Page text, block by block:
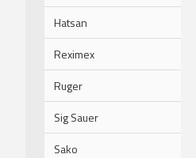
Hatsan
Reximex
Ruger
Sig Sauer
Sako